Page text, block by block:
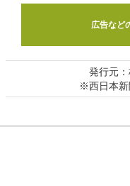
広告など
発行元
※西日本新